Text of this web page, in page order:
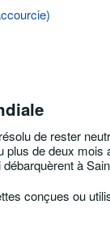
de rester
plus de deux
à
conçues ou